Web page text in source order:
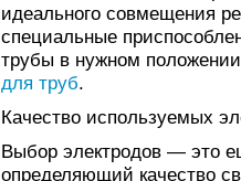
идеального совмещения
специальные
трубы в нужном
для труб.
Качество используемых
Выбор электродов — это
определяющий качество